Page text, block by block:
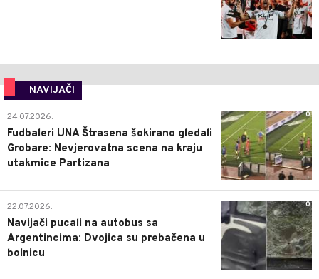
NAVIJAČI
0
24.07.2026.
Fudbaleri UNA Štrasena šokirano gledali
Grobare: Nevjerovatna scena na kraju
utakmice Partizana
0
22.07.2026.
Navijači pucali na autobus sa
Argentincima: Dvojica su prebačena u
bolnicu